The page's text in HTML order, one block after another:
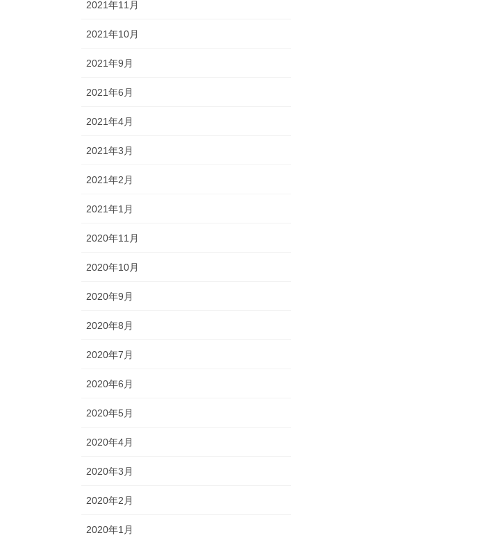
2021年11月
2021年10月
2021年9月
2021年6月
2021年4月
2021年3月
2021年2月
2021年1月
2020年11月
2020年10月
2020年9月
2020年8月
2020年7月
2020年6月
2020年5月
2020年4月
2020年3月
2020年2月
2020年1月